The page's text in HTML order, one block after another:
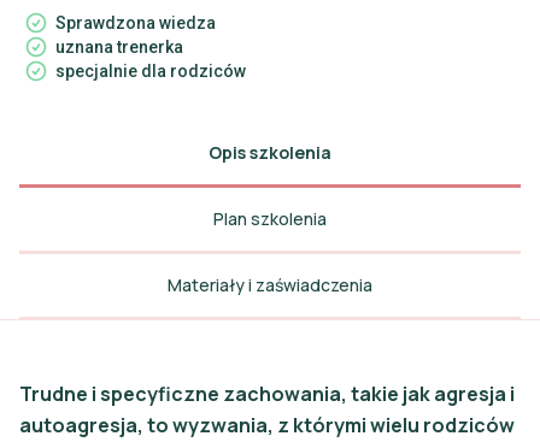
Sprawdzona wiedza
uznana trenerka
specjalnie dla rodziców
Opis szkolenia
Plan szkolenia
Materiały i zaświadczenia
Trudne i specyficzne zachowania, takie jak agresja i
autoagresja, to wyzwania, z którymi wielu rodziców